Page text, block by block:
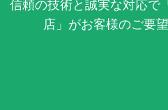
信頼の技術と誠実な対応で
店」がお客様のご要